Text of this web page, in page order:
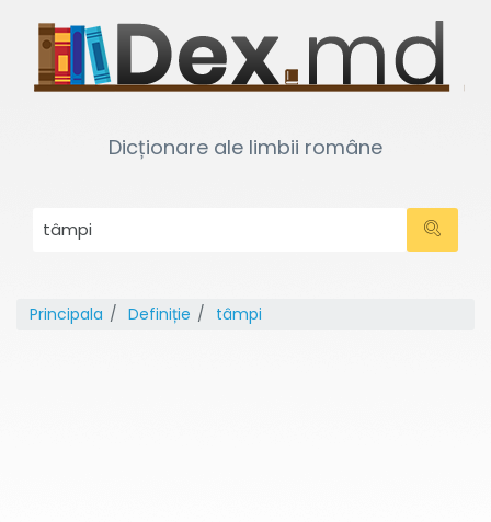
Dicționare ale limbii române
Principala Definiție tâmpi